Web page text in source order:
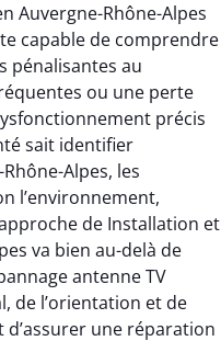
Auvergne-Rhône-Alpes
capable de comprendre
pénalisantes au
ou une perte
précis
sait identifier
Alpes, les
l’environnement,
de Installation et
va bien au-delà de
antenne TV
de l’orientation et de
une réparation